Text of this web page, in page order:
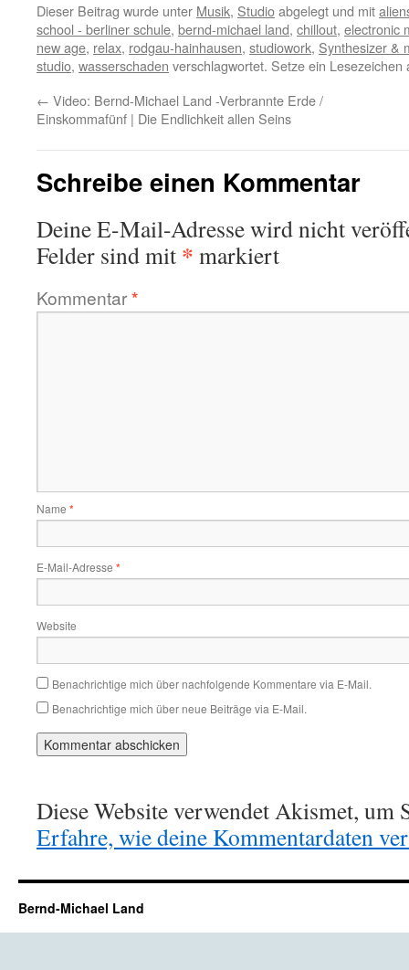
Dieser Beitrag wurde unter Musik, Studioabgelegt und mit
school - berliner schule, bernd-michael land, chillout, electronic
new age, relax, rodgau-hainhausen, studiowork, Synthesizer &
studio, wasserschaden verschlagwortet. Setze ein
← Video: Bernd-Michael Land -Verbrannte Erde /
Einskommafünf | Die Endlichkeit allen Seins
Schreibe einen Kommentar
Deine E-Mail-Adresse wird nicht
Felder sind mit * markiert
Kommentar*
Name *
E-Mail-Adresse *
Website
Benachrichtige mich über nachfolgende Kommentare via E-Mail.
Benachrichtige mich über neue Beiträge via E-Mail.
Diese Website verwendet Akismet, um
Erfahre, wie deine Kommentardaten
Bernd-Michael Land